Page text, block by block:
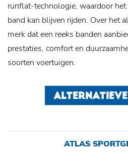
runflat-technologie, waardoor
band kan blijven rijden. Over het
merk dat een reeks banden
prestaties, comfort en
soorten voertuigen.
ATLAS